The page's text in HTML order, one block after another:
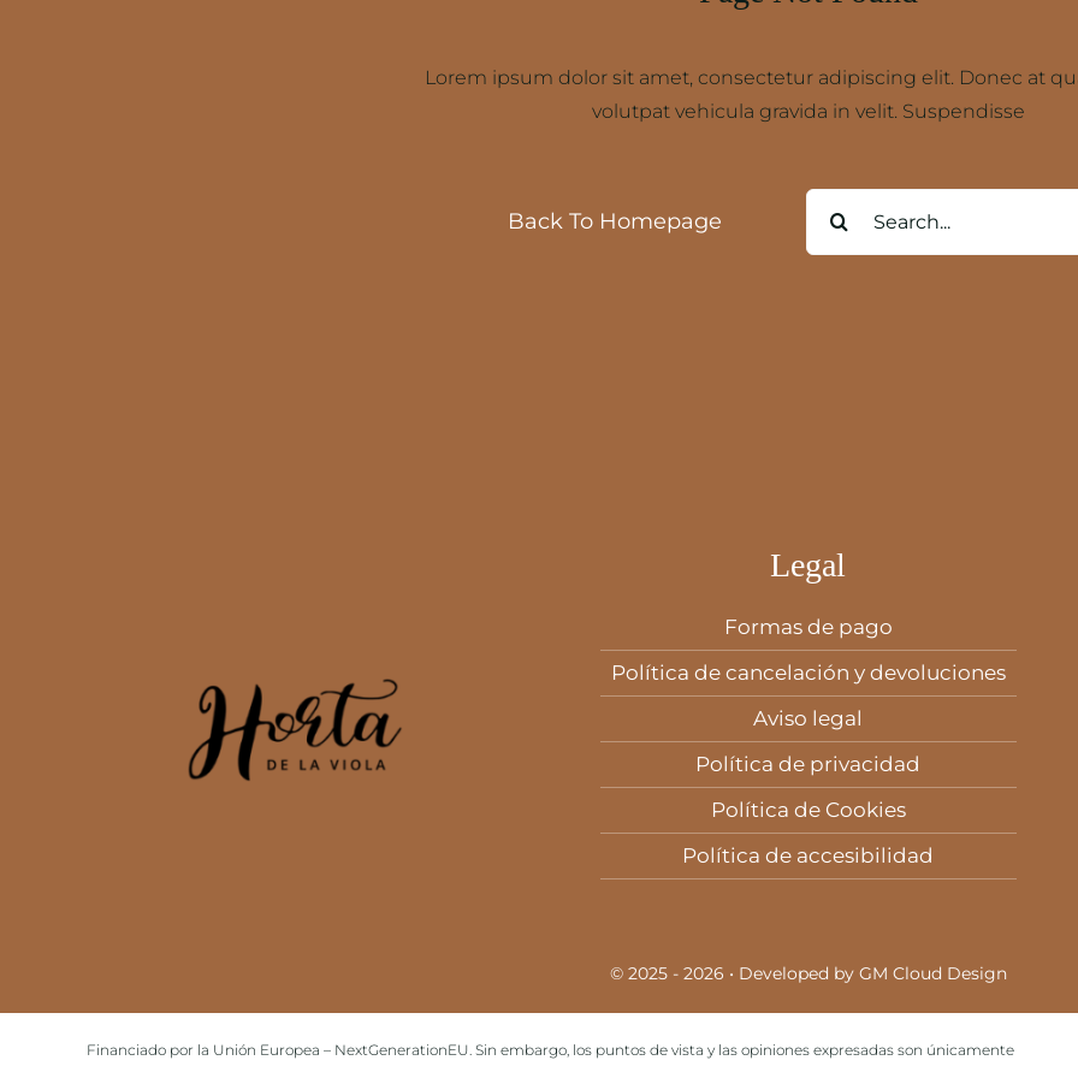
Lorem ipsum dolor sit amet, consectetur adipiscing elit. Donec at
volutpat vehicula gravida in velit. Suspendisse
Back To Homepage
Legal
Formas de pago
Política de cancelación y devoluciones
Aviso legal
Política de privacidad
Política de Cookies
Política de accesibilidad
© 2025 - 2026 • Developed by GM Cloud Design
Financiado por la Unión Europea – NextGenerationEU. Sin embargo, los puntos de vista y las opiniones expresadas son únicamente